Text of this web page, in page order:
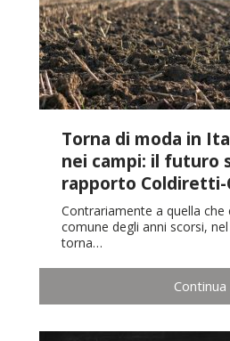
Torna di moda in
nei campi: il futuro
rapporto Coldiretti-
Contrariamente a quella
comune degli anni scorsi,
torna…
Continua